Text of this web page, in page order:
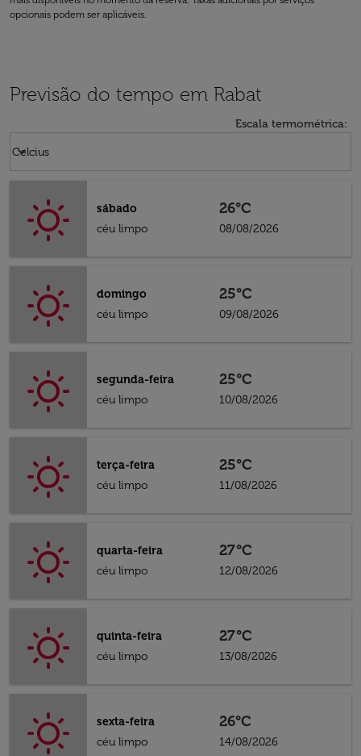
opcionais podem ser aplicáveis.
Previsão do tempo em Rabat
Escala termométrica:
Celcius
keyboard_arrow_down
sábado
céu limpo
26°C
08/08/2026
domingo
céu limpo
25°C
09/08/2026
segunda-feira
céu limpo
25°C
10/08/2026
terça-feira
céu limpo
25°C
11/08/2026
quarta-feira
céu limpo
27°C
12/08/2026
quinta-feira
céu limpo
27°C
13/08/2026
sexta-feira
céu limpo
26°C
14/08/2026